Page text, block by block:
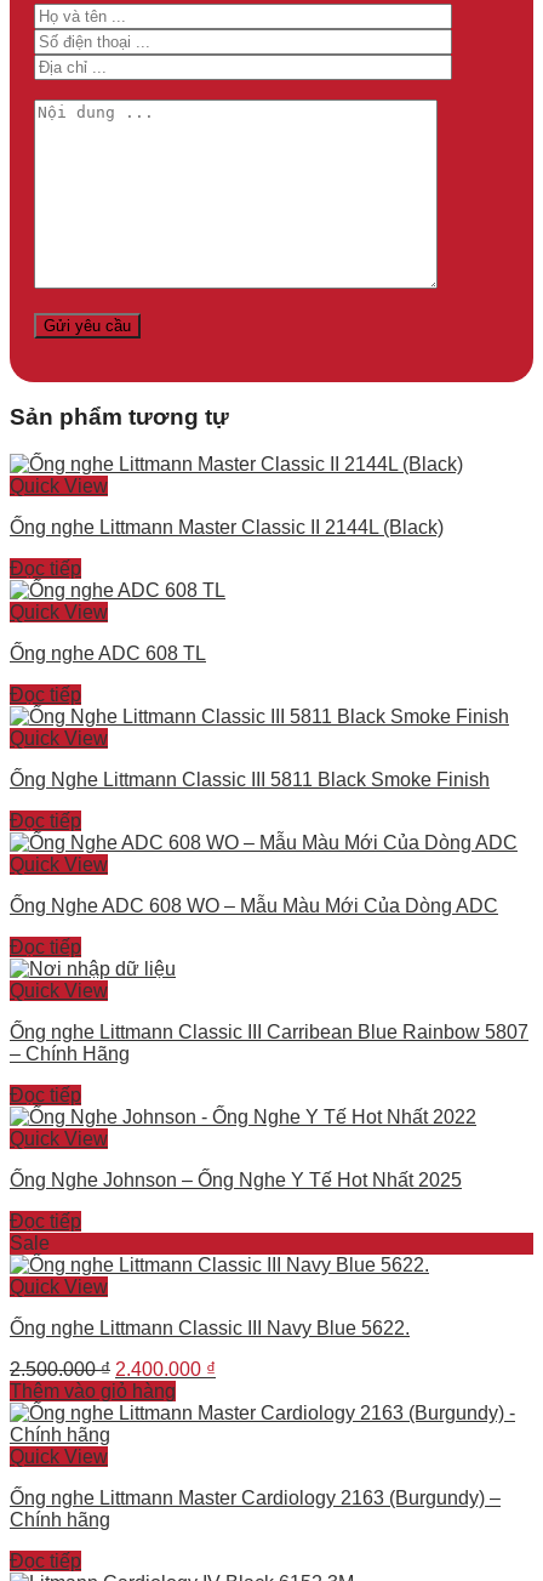
Sản phẩm tương tự
Quick View
Ống nghe Littmann Master Classic II 2144L (Black)
Đọc tiếp
Quick View
Ống nghe ADC 608 TL
Đọc tiếp
Quick View
Ống Nghe Littmann Classic III 5811 Black Smoke Finish
Đọc tiếp
Quick View
Ống Nghe ADC 608 WO – Mẫu Màu Mới Của Dòng ADC
Đọc tiếp
Quick View
Ống nghe Littmann Classic III Carribean Blue Rainbow 5807
– Chính Hãng
Đọc tiếp
Quick View
Ống Nghe Johnson – Ống Nghe Y Tế Hot Nhất 2025
Đọc tiếp
Sale
Quick View
Ống nghe Littmann Classic III Navy Blue 5622.
2.500.000₫ Original
price
was:
2.400.000 ₫
is:
Thêm vào giỏ hàng
Quick View
Ống nghe Littmann Master Cardiology 2163 (Burgundy) –
Chính hãng
Đọc tiếp